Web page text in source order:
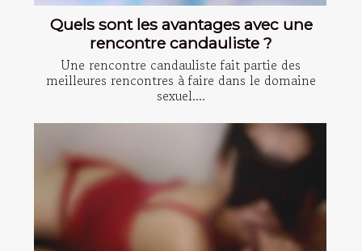
Quels sont les avantages avec une
rencontre candauliste ?
Une rencontre candauliste fait partie des
meilleures rencontres à faire dans le domaine
sexuel....